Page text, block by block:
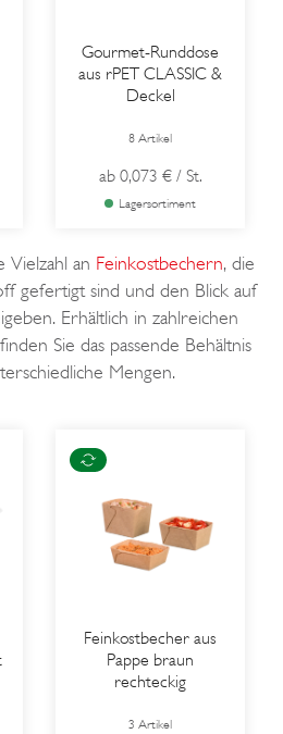
Gourmet-Runddose
aus rPET CLASSIC &
Deckel
8 Artikel
ab 0,073 € / St.
Lagersortiment
Vielzahl an Feinkostbechern, die
gefertigt sind und den Blick auf
Erhältlich in zahlreichen
Sie das passende Behältnis
Mengen.
Feinkostbecher aus
Pappe braun
rechteckig
3 Artikel